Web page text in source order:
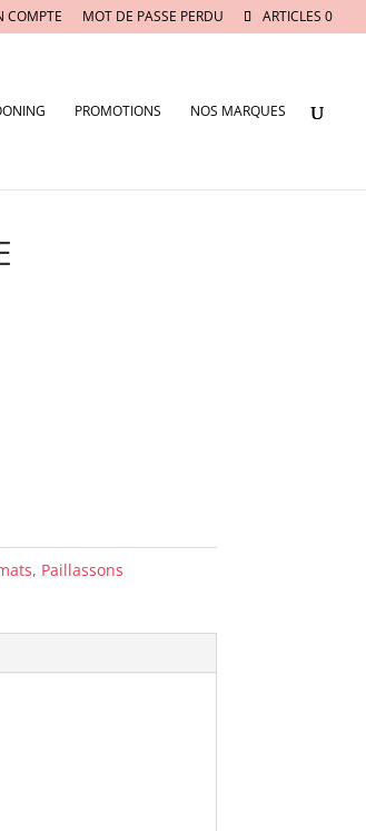
COMPTE MOT DE PASSE PERDU ARTICLES 0
PROMOTIONS NOS MARQUES
, Paillassons